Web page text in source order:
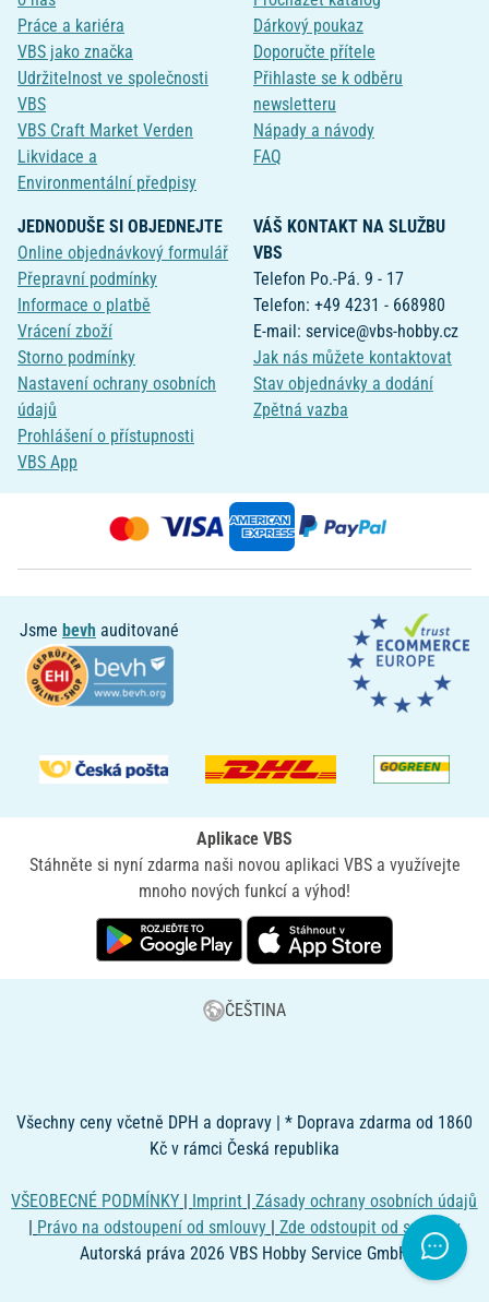
Práce a kariéra
VBS jako značka
Udržitelnost ve společnosti
VBS
VBS Craft Market Verden
Likvidace a
Environmentální předpisy
Dárkový poukaz
Doporučte přítele
Přihlaste se k odběru
newsletteru
Nápady a návody
FAQ
JEDNODUŠE SI OBJEDNEJTE
Online objednávkový formulář
Přepravní podmínky
Informace o platbě
Vrácení zboží
Storno podmínky
Nastavení ochrany osobních
údajů
Prohlášení o přístupnosti
VBS App
VÁŠ KONTAKT NA SLUŽBU
VBS
Telefon Po.-Pá. 9 - 17
Telefon: +49 4231 - 668980
E-mail: service@vbs-hobby.cz
Jak nás můžete kontaktovat
Stav objednávky a dodání
Zpětná vazba
Jsme bevh auditované
Aplikace VBS
Stáhněte si nyní zdarma naši novou aplikaci VBS a využívejte
mnoho nových funkcí a výhod!
ČEŠTINA
Všechny ceny včetně DPH a dopravy | * Doprava zdarma od 1860
Kč v rámci Česká republika
VŠEOBECNÉ PODMÍNKY Imprint |Zásady ochrany osobních údajů
Právo na odstoupení od smlouvy| Zde odstoupit od smlouvy
Autorská práva 2026 VBS Hobby Service GmbH